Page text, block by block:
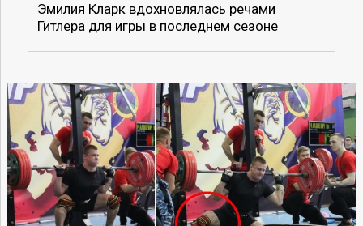
Эмилия Кларк вдохновлялась речами
Гитлера для игры в последнем сезоне